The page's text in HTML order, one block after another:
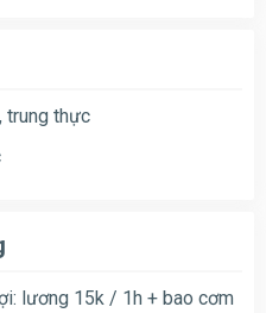
trung thực
lương 15k / 1h + bao cơm